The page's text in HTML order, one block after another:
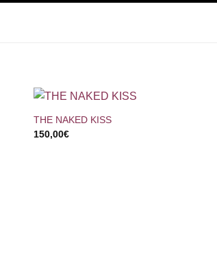
+
THE NAKED KISS
150,00€